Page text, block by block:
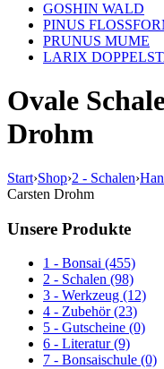
GOSHIN WALD
PINUS
PRUNUS MUME
LARIX
Ovale
Drohm
Start›Shop›2 - Schalen›
Carsten Drohm
Unsere Produkte
1 - Bonsai (455)
2 - Schalen (98)
3 - Werkzeug (12)
4 - Zubehör (23)
5 - Gutscheine (0)
6 - Literatur (9)
7 - Bonsaischule (0)